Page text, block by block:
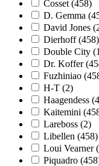
Cosset (458)
D. Gemma
David Jones
Dierhoff (458)
Double City
Dr. Koffer
Fuzhiniao
H-T (2)
Haagendess
Kaitemini
Lareboss (2)
Libellen (458)
Loui Vearner
Piquadro